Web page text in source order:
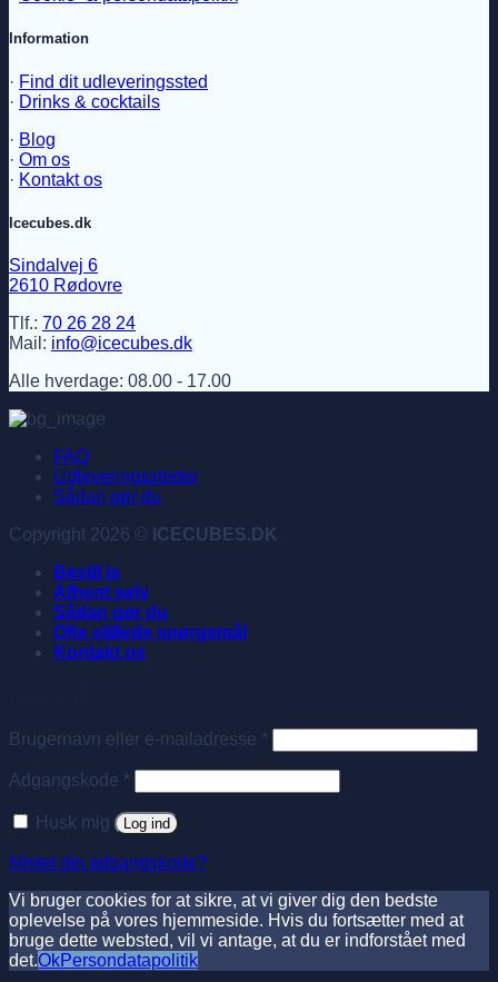
Information
· Find dit udleveringssted
· Drinks & cocktails
· Blog
· Om os
· Kontakt os
Icecubes.dk
Sindalvej 6
2610 Rødovre
Tlf.: 70 26 28 24
Mail: info@icecubes.dk
Alle hverdage: 08.00 - 17.00
FAQ
Udleveringssteder
Sådan gør du
Copyright 2026 © ICECUBES.DK
Bestil is
Afhent selv
Sådan gør du
Ofte stillede spørgsmål
Kontakt os
Brugernavn eller e-mailadresse *
Adgangskode *
Husk mig Log ind
Mistet din adgangskode?
Vi bruger cookies for at sikre, at vi giver dig den bedste
oplevelse på vores hjemmeside. Hvis du fortsætter med at
bruge dette websted, vil vi antage, at du er indforstået med
det.OkPersondatapolitik